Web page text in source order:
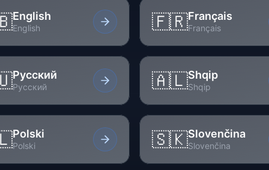
English
English 🇫🇷Français
Français
Русский
Русский 🇦🇱Shqip
Shqip
Polski
Polski 🇸🇰Slovenčina
Slovenčina